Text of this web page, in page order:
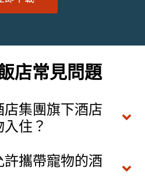
店常見問題
集團旗下酒店
住？
攜帶寵物的酒